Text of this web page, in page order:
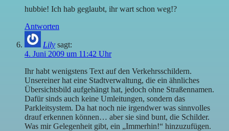
hubbie! Ich hab geglaubt, ihr wart schon weg!?
Antworten
Lily sagt:
4. Juni 2009 um 11:42 Uhr
Ihr habt wenigstens Text auf den Verkehrsschildern.
Unsereiner hat eine Stadtverwaltung, die ein ähnliches
Übersichtsbild aufgehängt hat, jedoch ohne Straßennamen.
Dafür sinds auch keine Umleitungen, sondern das
Parkleitsystem. Da hat noch nie irgendwer was sinnvolles
drauf erkennen können… aber sie sind bunt, die Schilder.
Was mir Gelegenheit gibt, ein „Immerhin!“ hinzuzufügen.